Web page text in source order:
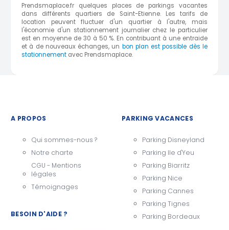
Prendsmaplace.fr quelques places de parkings vacantes
dans différents quartiers de Saint-Etienne. Les tarifs de
location peuvent fluctuer d'un quartier à l'autre, mais
l'économie d'un stationnement journalier chez le particulier
est en moyenne de 30 à 50 %. En contribuant à une entraide
et à de nouveaux échanges, un bon plan est possible dès le
stationnement avec Prendsmaplace.
A PROPOS
Qui sommes-nous ?
Notre charte
CGU - Mentions
légales
Témoignages
BESOIN D'AIDE ?
PARKING VACANCES
Parking Disneyland
Parking Ile d'Yeu
Parking Biarritz
Parking Nice
Parking Cannes
Parking Tignes
Parking Bordeaux